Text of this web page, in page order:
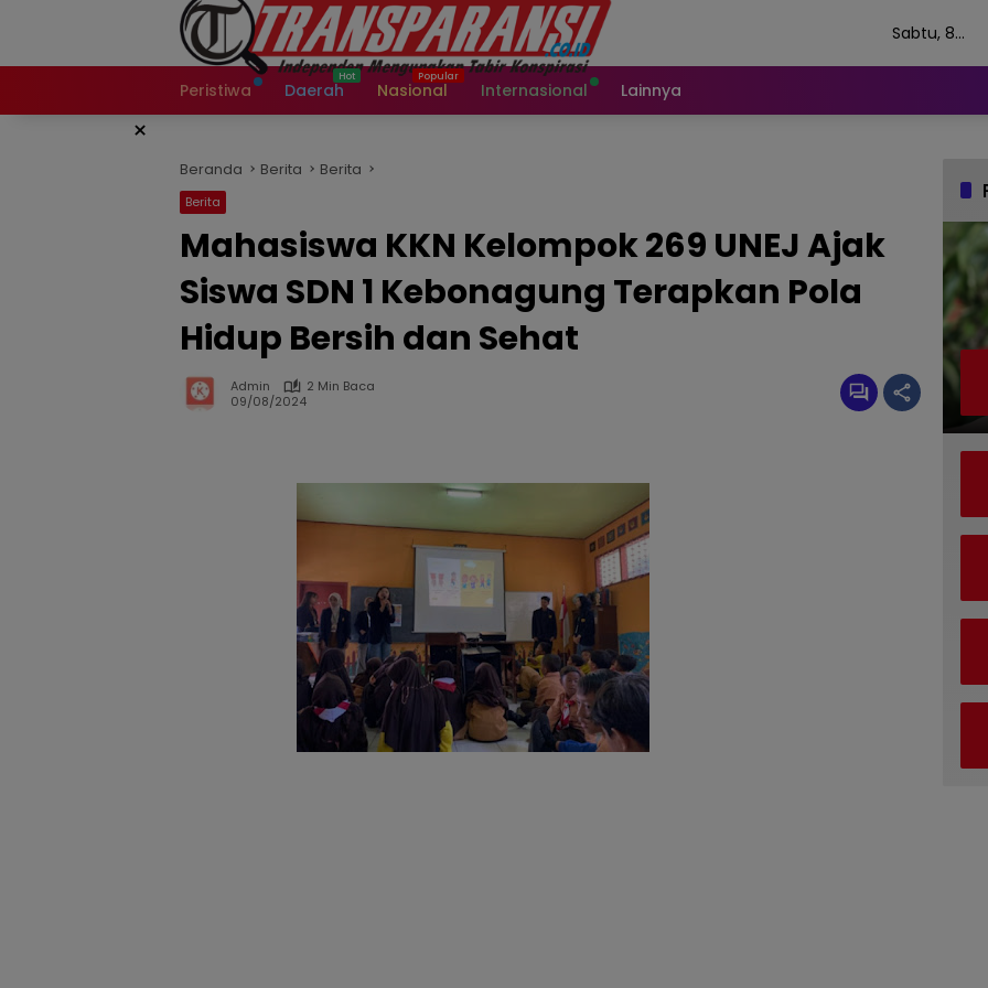
Sabtu, 8
Peristiwa
Daerah Nasional Internasional Lainnya
×
Beranda Berita Berita
Berita
Mahasiswa KKN Kelompok 269 UNEJ Ajak
Siswa SDN 1 Kebonagung Terapkan Pola
Hidup Bersih dan Sehat
Admin
2 Min Baca
09/08/2024